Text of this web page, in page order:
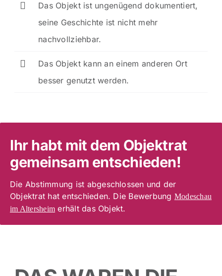
Das Objekt ist ungenügend dokumentiert,
seine Geschichte ist nicht mehr
nachvollziehbar.
Das Objekt kann an einem anderen Ort
besser genutzt werden.
Ihr habt mit dem Objektrat
gemeinsam entschieden!
Die Abstimmung ist abgeschlossen und der
Objektrat hat entschieden. Die Bewerbung Modeschau
im Altersheim erhält das Objekt.